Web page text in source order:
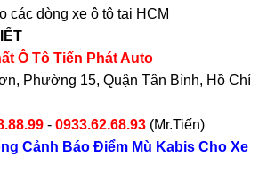
các dòng xe ô tô tại HCM
Ô Tô Tiến Phát Auto
Phường 15, Quận Tân Bình, Hồ Chí
-0933.62.68.93 (Mr.Tiến)
Cảnh Báo Điểm Mù Kabis Cho Xe